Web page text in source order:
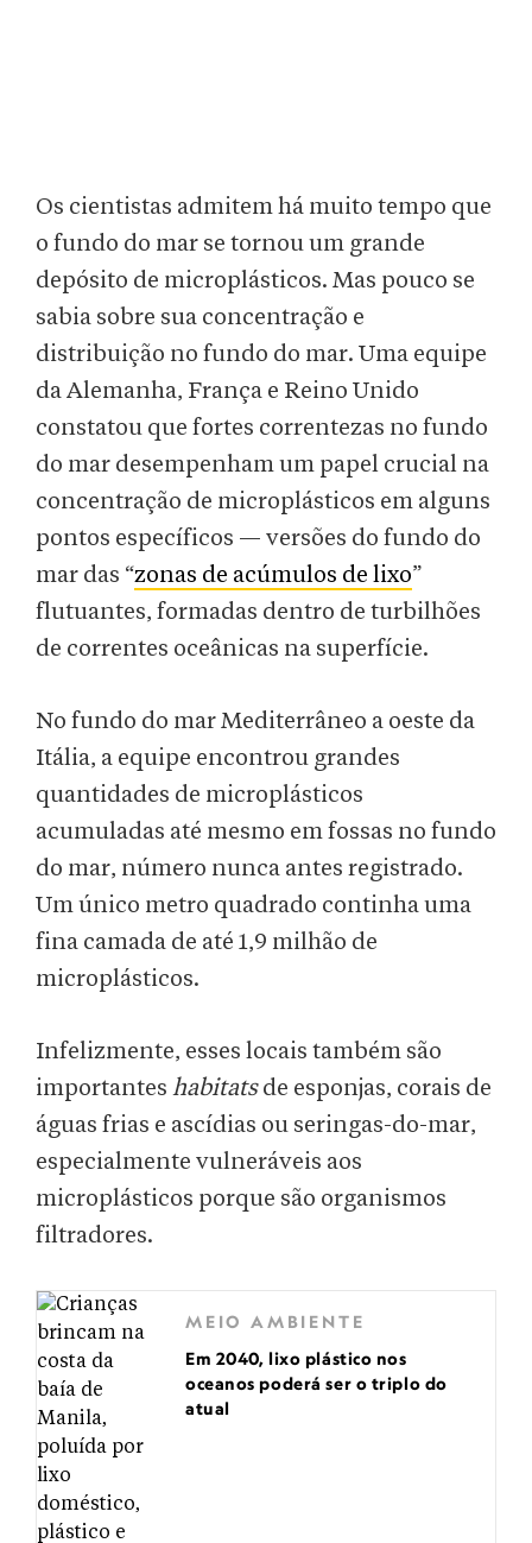
Os cientistas admitem há muito tempo que
o fundo do mar se tornou um grande
depósito de microplásticos. Mas pouco se
sabia sobre sua concentração e
distribuição no fundo do mar. Uma equipe
da Alemanha, França e Reino Unido
constatou que fortes correntezas no fundo
do mar desempenham um papel crucial na
concentração de microplásticos em alguns
pontos específicos — versões do fundo do
mar das “zonas de acúmulos de lixo”
flutuantes, formadas dentro de turbilhões
de correntes oceânicas na superfície.
No fundo do mar Mediterrâneo a oeste da
Itália, a equipe encontrou grandes
quantidades de microplásticos
acumuladas até mesmo em fossas no fundo
do mar, número nunca antes registrado.
Um único metro quadrado continha uma
fina camada de até 1,9 milhão de
microplásticos.
Infelizmente, esses locais também são
importantes habitatsde esponjas, corais de
águas frias e ascídias ou seringas-do-mar,
especialmente vulneráveis aos
microplásticos porque são organismos
filtradores.
MEIO AMBIENTE
Em 2040, lixo plástico nos
oceanos poderá ser o triplo do
atual